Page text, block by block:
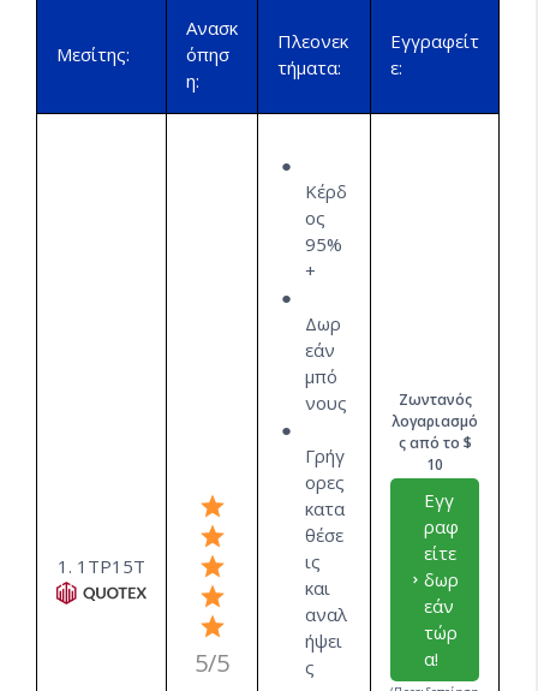
Μεσίτης:
Ανασκ
όπησ
η:
Πλεονεκ
τήματα:
Εγγραφείτ
ε:
1. 1ΤΡ15Τ
5/5
Κέρδ
ος
95%
+
Δωρ
εάν
μπό
νους
Γρήγ
ορες
κατα
θέσε
ις
και
αναλ
ήψει
ς
Ζωντανός
λογαριασμό
ς από το $
10
Εγγ
ραφ
είτε
δωρ
εάν
τώρ
α!